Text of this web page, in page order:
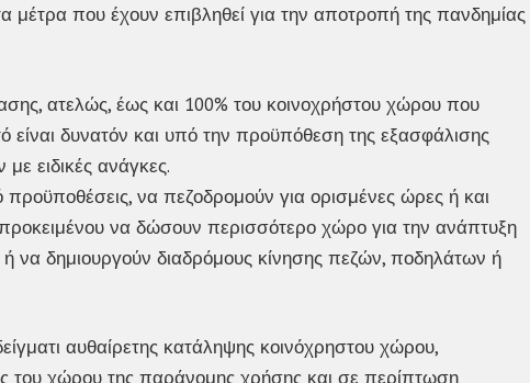
που έχουν επιβληθεί για την αποτροπή της πανδημίας
ατελώς, έως και 100% του κοινοχρήστου χώρου που
δυνατόν και υπό την προϋπόθεση της εξασφάλισης
ειδικές ανάγκες.
να πεζοδρομούν για ορισμένες ώρες ή και
να δώσουν περισσότερο χώρο για την ανάπτυξη
να δημιουργούν διαδρόμους κίνησης πεζών, ποδηλάτων ή
αυθαίρετης κατάληψης κοινόχρηστου χώρου,
του χώρου της παράνομης χρήσης και σε περίπτωση